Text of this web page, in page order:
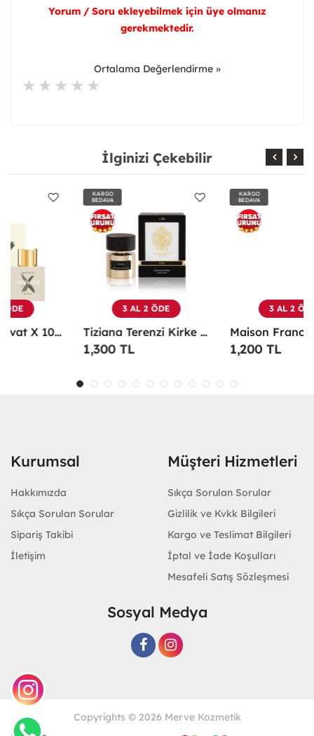
Yorum / Soru ekleyebilmek için üye olmanız
gerekmektedir.
Ortalama Değerlendirme »
İlginizi Çekebilir
KARGO
BEDAVA
Tiziana Terenzi Kirke Edp 100 ML Unisex Parfüm - TTKE
KARGO
BEDAVA
Maison Francis Kurkdjian Grand Soir 70 Ml EDP Parfüm - MFKGS
Kurumsal
Hakkımızda
Sıkça Sorulan Sorular
Sipariş Takibi
İletişim
Müşteri Hizmetleri
Sıkça Sorulan Sorular
Gizlilik ve Kvkk Bilgileri
Kargo ve Teslimat Bilgileri
İptal ve İade Koşulları
Mesafeli Satış Sözleşmesi
Sosyal Medya
Copyrights © 2026 Merve Kozmetik